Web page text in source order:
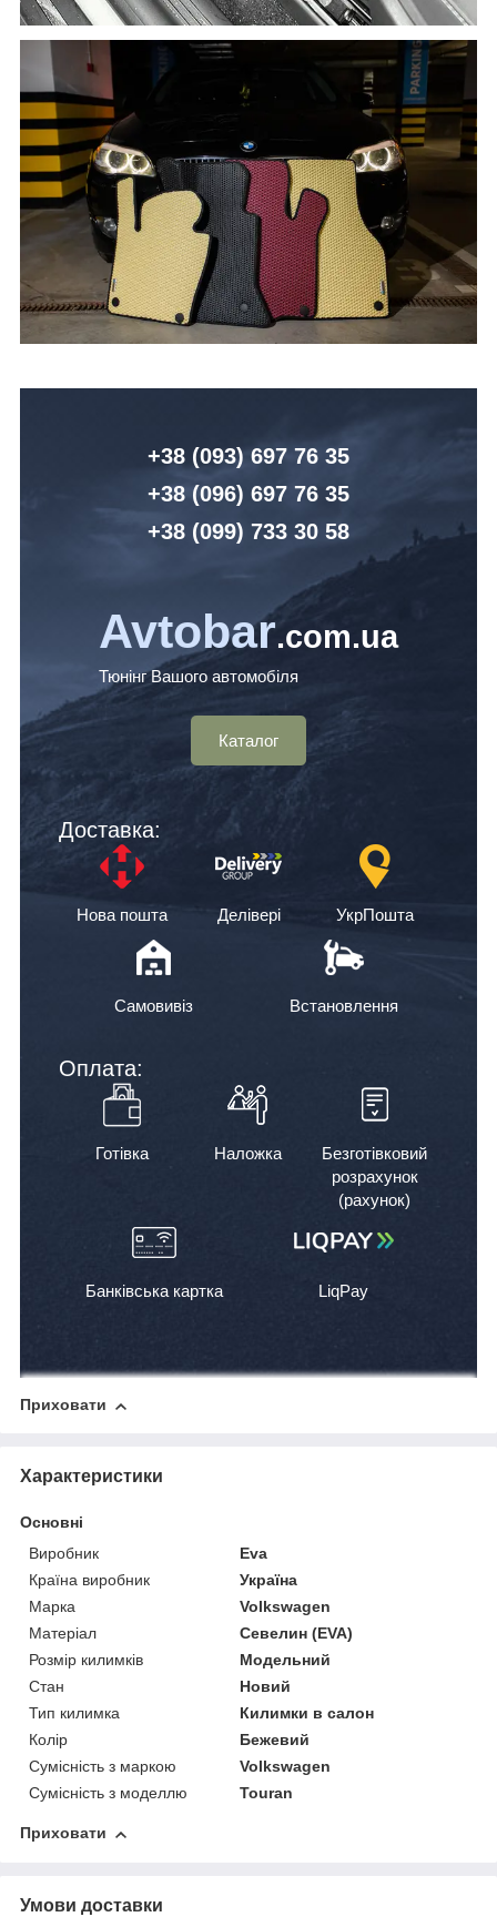
+38 (093) 697 76 35
+38 (096) 697 76 35
+38 (099) 733 30 58
Avtobar.com.ua
Тюнінг Вашого автомобіля
Каталог
Доставка:
Нова пошта Делівері УкрПошта
Самовивіз Встановлення
Оплата:
Готівка Наложка
Безготівковий
розрахунок
(рахунок)
Банківська картка LiqPay
Приховати
Характеристики
Основні
Виробник
Eva
Країна виробник
Україна
Марка
Volkswagen
Матеріал
Севелин (EVA)
Розмір килимків
Модельний
Стан
Новий
Тип килимка
Килимки в салон
Колір
Бежевий
Сумісність з маркою
Volkswagen
Сумісність з моделлю
Touran
Приховати
Умови доставки